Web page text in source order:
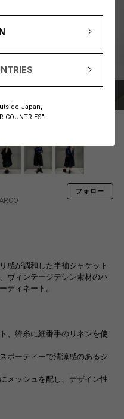
Japan,
フォロー
感が調和した半袖ジャケット
ヴィンテージデシン素材のハ
ディネート。
、緯糸に細番手のリネンを使
ポーティーで清涼感のあるジ
メッシュを配し、デザイン性